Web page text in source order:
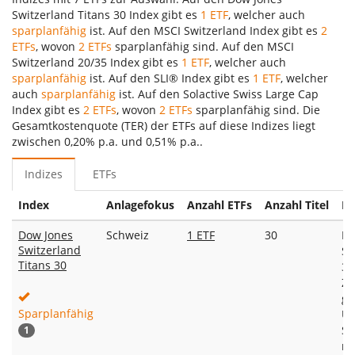
Switzerland Titans 30 Index gibt es 1 ETF, welcher auch
sparplanfähig ist. Auf den MSCI Switzerland Index gibt es 2
ETFs, wovon 2 ETFs sparplanfähig sind. Auf den MSCI
Switzerland 20/35 Index gibt es 1 ETF, welcher auch
sparplanfähig ist. Auf den SLI® Index gibt es 1 ETF, welcher
auch sparplanfähig ist. Auf den Solactive Swiss Large Cap
Index gibt es 2 ETFs, wovon 2 ETFs sparplanfähig sind. Die
Gesamtkostenquote (TER) der ETFs auf diese Indizes liegt
zwischen 0,20% p.a. und 0,51% p.a..
Indizes ETFs
Index Anlagefokus Anzahl ETFs Anzahl Titel
Dow Jones
Switzerland
Titans 30
Sparplanfähig
1
Schweiz 1 ETF 30